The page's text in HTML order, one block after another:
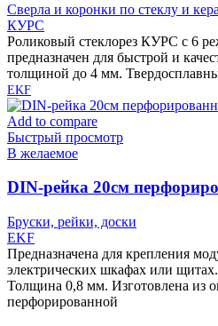
Сверла и коронки по стеклу и
КУРС
Роликовый стеклорез КУРС с 6
предназначен для быстрой и
толщиной до 4 мм.
EKF
Add to compare
Быстрый просмотр
В желаемое
DIN-рейка 20см
Бруски, рейки, доски
EKF
Предназначена для крепления
электрических шкафах или
Толщина 0,8 мм. Изготовлена из
перфорированной